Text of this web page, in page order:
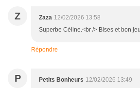
Z Zaza 12/02/2026 13:58
Superbe Céline.<br /> Bises et bon
Répondre
P Petits Bonheurs 12/02/2026 13:49